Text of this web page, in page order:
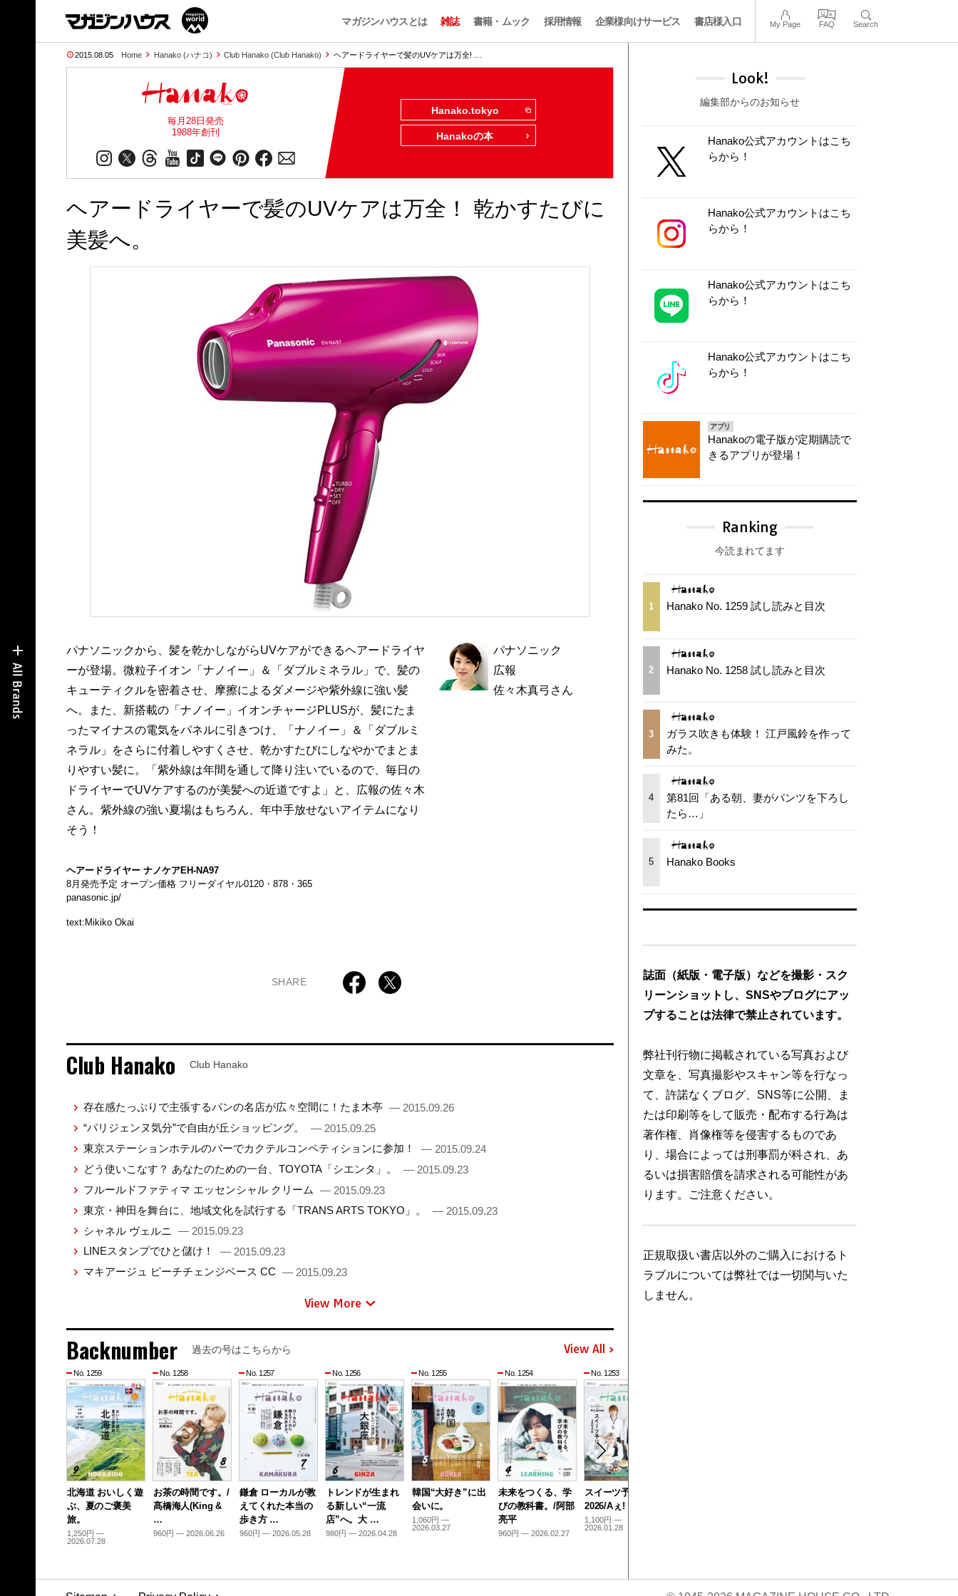
マガジンハウスとは 雑誌 書籍・ムック 採用情報 企業様向けサービス 書店様入口 My Page FAQ Search
2015.08.05 Home Hanako (ハナコ) Club Hanako (Club Hanako) ヘアードライヤーで髪のUVケアは万全! …
毎月28日発売
1988年創刊
Hanako.tokyo
Hanakoの本
ヘアードライヤーで髪のUVケアは万全！ 乾かすたびに
美髪へ。
パナソニックから、髪を乾かしながらUVケアができるヘアードライヤ
ーが登場。微粒子イオン「ナノイー」＆「ダブルミネラル」で、髪の
キューティクルを密着させ、摩擦によるダメージや紫外線に強い髪
へ。また、新搭載の「ナノイー」イオンチャージPLUSが、髪にたま
ったマイナスの電気をパネルに引きつけ、「ナノイー」＆「ダブルミ
ネラル」をさらに付着しやすくさせ、乾かすたびにしなやかでまとま
りやすい髪に。「紫外線は年間を通して降り注いでいるので、毎日の
ドライヤーでUVケアするのが美髪への近道ですよ」と、広報の佐々木
さん。紫外線の強い夏場はもちろん、年中手放せないアイテムになり
そう！
ヘアードライヤー ナノケアEH-NA97
8月発売予定 オープン価格 フリーダイヤル0120・878・365
panasonic.jp/
パナソニック
広報
佐々木真弓さん
text:Mikiko Okai
SHARE
Club Hanako Club Hanako
存在感たっぷりで主張するパンの名店が広々空間に！たま木亭 — 2015.09.26
“パリジェンヌ気分”で自由が丘ショッピング。
— 2015.09.25
東京ステーションホテルのバーでカクテルコンペティションに参加！
— 2015.09.24
どう使いこなす？ あなたのための一台、TOYOTA「シエンタ」。
— 2015.09.23
フルールドファティマ エッセンシャル クリーム
— 2015.09.23
東京・神田を舞台に、地域文化を試行する「TRANS ARTS TOKYO」。
— 2015.09.23
シャネル ヴェルニ — 2015.09.23
LINEスタンプでひと儲け！
— 2015.09.23
マキアージュ ピーチチェンジベース CC — 2015.09.23
View More
Backnumber 過去の号はこちらから View All
No. 1259
北海道 おいしく遊
ぶ、夏のご褒美
旅。
1,250円 —
2026.07.28
No. 1258
お茶の時間です。/
髙橋海人(King &
…
960円 — 2026.06.26
No. 1257
鎌倉 ローカルが教
えてくれた本当の
歩き方 …
960円 — 2026.05.28
No. 1256
トレンドが生まれ
る新しい“一流
店”へ。大 …
980円 — 2026.04.28
No. 1255
韓国“大好き”に出
会いに。
1,060円 —
2026.03.27
No. 1254
未来をつくる、学
びの教科書。/阿部
亮平
960円 — 2026.02.27
No. 1253
スイーツ予想図
2026/Aぇ! grou …
1,100円 —
2026.01.28
Look!
編集部からのお知らせ
Hanako公式アカウントはこち
らから！
Hanako公式アカウントはこち
らから！
Hanako公式アカウントはこち
らから！
Hanako公式アカウントはこち
らから！
アプリ
Hanakoの電子版が定期購読で
きるアプリが登場！
Ranking
今読まれてます
1 Hanako No. 1259 試し読みと目次
2 Hanako No. 1258 試し読みと目次
3
ガラス吹きも体験！ 江戸風鈴を作って
みた。
4
第81回「ある朝、妻がパンツを下ろし
たら…」
5 Hanako Books
誌面（紙版・電子版）などを撮影・スク
リーンショットし、SNSやブログにアッ
プすることは法律で禁止されています。
弊社刊行物に掲載されている写真および
文章を、写真撮影やスキャン等を行なっ
て、許諾なくブログ、SNS等に公開、ま
たは印刷等をして販売・配布する行為は
著作権、肖像権等を侵害するものであ
り、場合によっては刑事罰が科され、あ
るいは損害賠償を請求される可能性があ
ります。ご注意ください。
正規取扱い書店以外のご購入におけるト
ラブルについては弊社では一切関与いた
しません。